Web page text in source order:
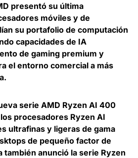
presentó su última
móviles y de
su portafolio de computación
capacidades de IA
de gaming premium y
el entorno comercial a más
serie AMD Ryzen AI 400
procesadores Ryzen AI
ultrafinas y ligeras de gama
de pequeño factor de
también anunció la serie Ryzen